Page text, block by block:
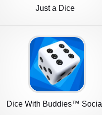
Just a Dice
Dice With Buddies™ Social